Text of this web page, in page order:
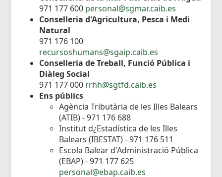
971 177 600 personal@sgmar.caib.es
Conselleria d'Agricultura, Pesca i Medi
Natural
971 176 100
recursoshumans@sgaip.caib.es
Conselleria de Treball, Funció Pública i
Diàleg Social
971 177 000 rrhh@sgtfd.caib.es
Ens públics
Agència Tributària de les Illes Balears
(ATIB) - 971 176 688
Institut d¿Estadística de les Illes
Balears (IBESTAT) - 971 176 511
Escola Balear d'Administració Pública
(EBAP) - 971 177 625
personal@ebap.caib.es